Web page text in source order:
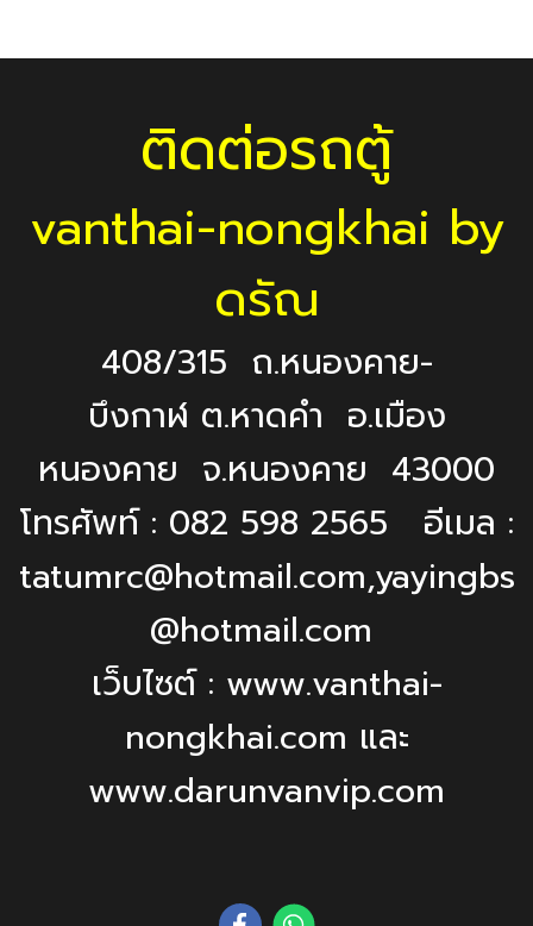
ติดต่อรถตู้
vanthai-nongkhai by
ดรัณ
408/315 ถ.หนองคาย-
บึงกาฬ ต.หาดคำ อ.เมือง
หนองคาย จ.หนองคาย 43000
โทรศัพท์ : 082 598 2565 อีเมล :
tatumrc@hotmail.com,yayingbs
@hotmail.com
เว็บไซต์ : www.vanthai-
nongkhai.com และ
www.darunvanvip.com